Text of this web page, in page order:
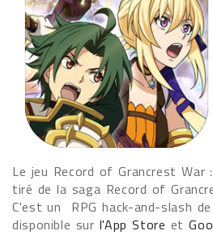
Le jeu Record of Grancrest
tiré de la saga Record of
C'est un RPG hack-and-slash
disponible sur l'App Store et